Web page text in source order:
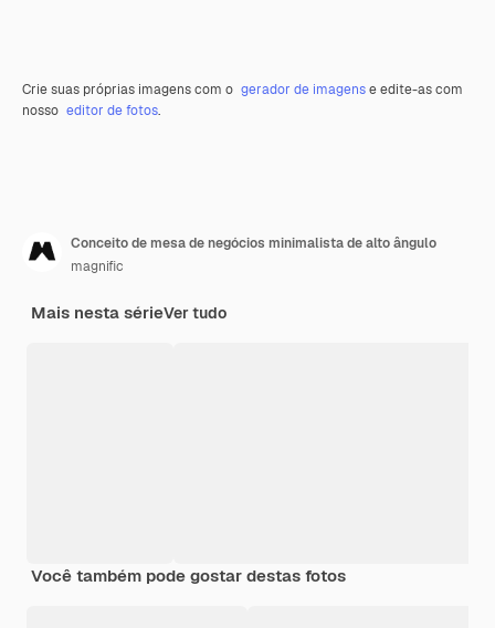
Crie suas próprias imagens com o gerador de imagense edite-as com
nosso editor de fotos.
Conceito de mesa de negócios minimalista de alto ângulo
magnific
Mais nesta sérieVer tudo
Você também pode gostar destas fotos